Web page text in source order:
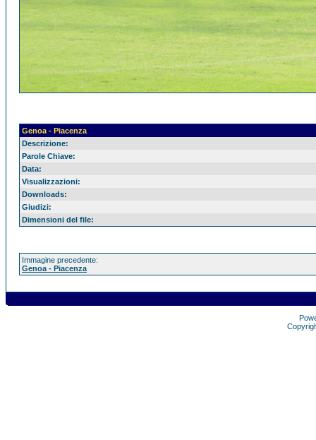
Genoa - Piacenza
Descrizione:
Parole Chiave:
Data:
Visualizzazioni:
Downloads:
Giudizi:
Dimensioni del file:
Immagine precedente:
Genoa - Piacenza